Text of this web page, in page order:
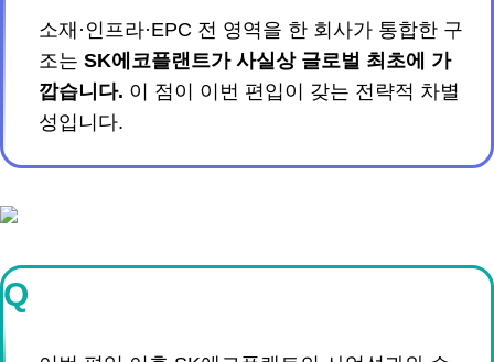
소재·인프라·EPC 전 영역을 한 회사가 통합한 구
조는 SK에코플랜트가 사실상 글로벌 최초에 가
깝습니다. 이 점이 이번 편입이 갖는 전략적 차별
성입니다.
Q